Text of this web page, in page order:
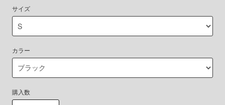
サイズ
カラー
購入数